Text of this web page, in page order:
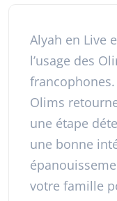
Alyah en Live
l’usage des
francophones.
Olims
une étape
une bonne
votre famille